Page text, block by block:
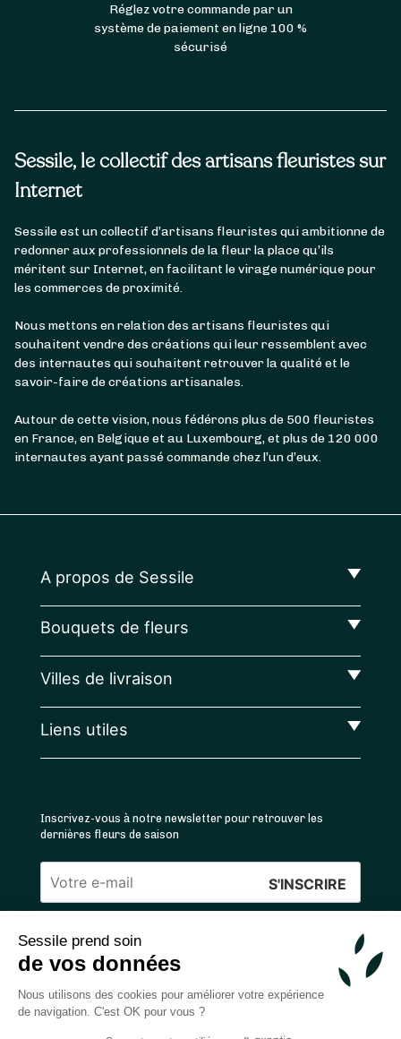
Sessile prend soin
de vos données
Nous utilisons des cookies pour améliorer votre expérience
de navigation. C'est OK pour vous ?
Sessile, le collectif des artisans fleuristes sur
Internet
Sessile est un collectif d’artisans fleuristes qui ambitionne de
redonner aux professionnels de la fleur la place qu’ils
méritent sur Internet, en facilitant le virage numérique pour
les commerces de proximité.
Nous mettons en relation des artisans fleuristes qui
souhaitent vendre des créations qui leur ressemblent avec
des internautes qui souhaitent retrouver la qualité et le
savoir-faire de créations artisanales.
Autour de cette vision, nous fédérons plus de 500 fleuristes
en France, en Belgique et au Luxembourg, et plus de 120 000
internautes ayant passé commande chez l’un d’eux.
Réglez votre commande par un
système de paiement en ligne 100 %
sécurisé
A propos de Sessile
Bouquets de fleurs
Villes de livraison
Liens utiles
Inscrivez-vous à notre newsletter pour retrouver les
dernières fleurs de saison
Veuillez
ce
champ
4.4 /5 ⭐ | 120 000+ bouquets livrés |
Achats 100% sécurisés